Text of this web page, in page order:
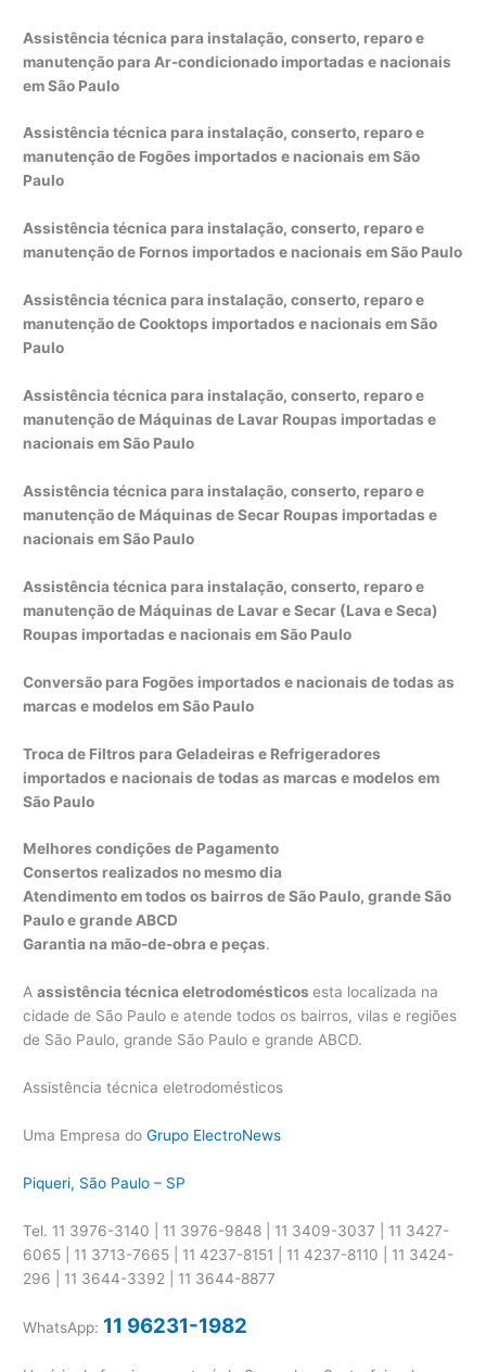
Assistência técnica para instalação, conserto, reparo e
manutenção para Ar-condicionado importadas e nacionais
em São Paulo
Assistência técnica para instalação, conserto, reparo e
manutenção de Fogões importados e nacionais em São
Paulo
Assistência técnica para instalação, conserto, reparo e
manutenção de Fornos importados e nacionais em São Paulo
Assistência técnica para instalação, conserto, reparo e
manutenção de Cooktops importados e nacionais em São
Paulo
Assistência técnica para instalação, conserto, reparo e
manutenção de Máquinas de Lavar Roupas importadas e
nacionais em São Paulo
Assistência técnica para instalação, conserto, reparo e
manutenção de Máquinas de Secar Roupas importadas e
nacionais em São Paulo
Assistência técnica para instalação, conserto, reparo e
manutenção de Máquinas de Lavar e Secar (Lava e Seca)
Roupas importadas e nacionais em São Paulo
Conversão para Fogões importados e nacionais de todas as
marcas e modelos em São Paulo
Troca de Filtros para Geladeiras e Refrigeradores
importados e nacionais de todas as marcas e modelos em
São Paulo
Melhores condições de Pagamento
Consertos realizados no mesmo dia
Atendimento em todos os bairros de São Paulo, grande São
Paulo e grande ABCD
Garantia na mão-de-obra e peças.
Aassistência técnica eletrodomésticosesta localizada na
cidade de São Paulo e atende todos os bairros, vilas e regiões
de São Paulo, grande São Paulo e grande ABCD.
Assistência técnica eletrodomésticos
Uma Empresa doGrupo ElectroNews
Piqueri, São Paulo – SP
Tel. 11 3976-3140 | 11 3976-9848 | 11 3409-3037 | 11 3427-
6065 | 11 3713-7665 | 11 4237-8151 | 11 4237-8110 | 11 3424-
296 | 11 3644-3392 | 11 3644-8877
WhatsApp: 11 96231-1982